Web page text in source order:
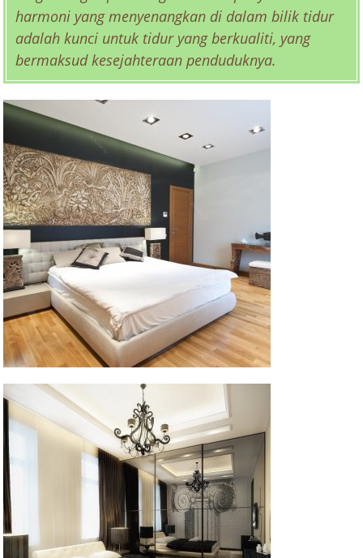
harmoni yang menyenangkan di dalam bilik tidur
adalah kunci untuk tidur yang berkualiti, yang
bermaksud kesejahteraan penduduknya.